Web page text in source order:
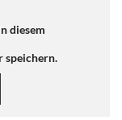
diesem
speichern.